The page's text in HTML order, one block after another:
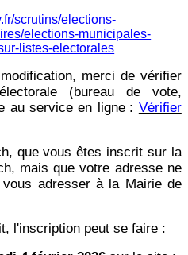
scrutins/elections-
elections-municipales-
listes-electorales
merci de vérifier
(bureau de vote,
au service en ligne : Vérifier
que vous êtes inscrit sur la
mais que votre adresse ne
adresser à la Mairie de
l'inscription peut se faire :